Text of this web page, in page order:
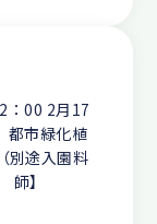
00 2月17
市緑化植
別途入園料
】